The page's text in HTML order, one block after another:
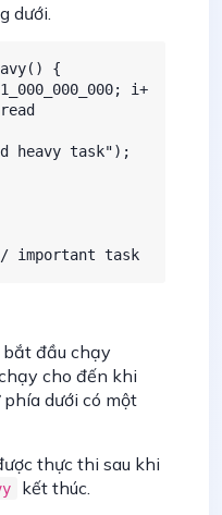
dưới.
{
important task
bắt đầu chạy
chạy cho đến khi
dưới có một
thực thi sau khi
kết thúc.